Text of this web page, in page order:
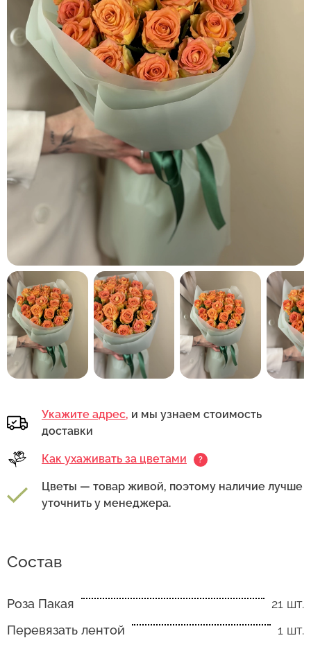
Укажите адрес, и мы узнаем стоимость
доставки
Как ухаживать за цветами ?
Цветы — товар живой, поэтому наличие лучше
уточнить у менеджера.
Состав
Роза Пакая
21 шт.
Перевязать лентой
1 шт.
кнопку "Выбрать".